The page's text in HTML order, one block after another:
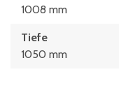
1008 mm
Tiefe
1050 mm